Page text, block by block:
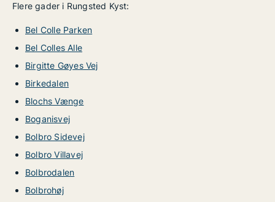
Flere gader i Rungsted Kyst:
Bel Colle Parken
Bel Colles Alle
Birgitte Gøyes Vej
Birkedalen
Blochs Vænge
Boganisvej
Bolbro Sidevej
Bolbro Villavej
Bolbrodalen
Bolbrohøj